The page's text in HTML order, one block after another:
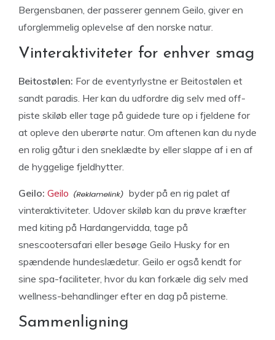
Bergensbanen, der passerer gennem Geilo, giver en
uforglemmelig oplevelse af den norske natur.
Vinteraktiviteter for enhver smag
Beitostølen: For de eventyrlystne er Beitostølen et
sandt paradis. Her kan du udfordre dig selv med off-
piste skiløb eller tage på guidede ture op i fjeldene for
at opleve den uberørte natur. Om aftenen kan du nyde
en rolig gåtur i den sneklædte by eller slappe af i en af
de hyggelige fjeldhytter.
Geilo: Geilo
byder på en rig palet af
vinteraktiviteter. Udover skiløb kan du prøve kræfter
med kiting på Hardangervidda, tage på
snescootersafari eller besøge Geilo Husky for en
spændende hundeslædetur. Geilo er også kendt for
sine spa-faciliteter, hvor du kan forkæle dig selv med
wellness-behandlinger efter en dag på pisterne.
Sammenligning